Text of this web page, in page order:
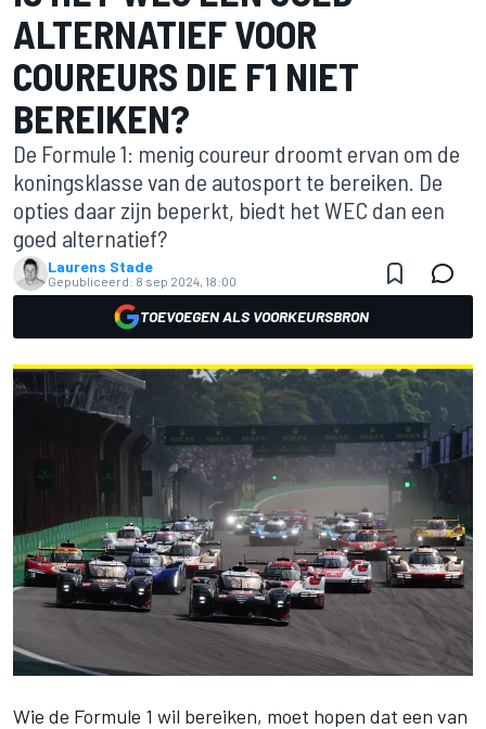
ALTERNATIEF VOOR
COUREURS DIE F1 NIET
BEREIKEN?
De Formule 1: menig coureur droomt ervan om de
koningsklasse van de autosport te bereiken. De
opties daar zijn beperkt, biedt het WEC dan een
goed alternatief?
Laurens Stade
Gepubliceerd: 8 sep 2024, 18:00
TOEVOEGEN ALS VOORKEURSBRON
Wie de Formule 1 wil bereiken, moet hopen dat een van